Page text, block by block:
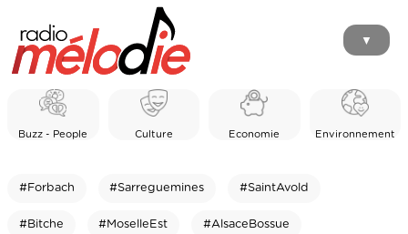
▼
Buzz - People Culture Economie Environnement
#Forbach #Sarreguemines #SaintAvold
#Bitche #MoselleEst #AlsaceBossue